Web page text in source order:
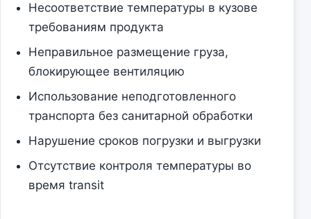
Несоответствие температуры в кузове
требованиям продукта
Неправильное размещение груза,
блокирующее вентиляцию
Использование неподготовленного
транспорта без санитарной обработки
Нарушение сроков погрузки и выгрузки
Отсутствие контроля температуры во
время transit